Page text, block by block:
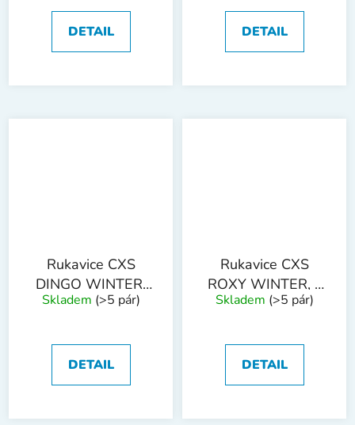
vel. 10
DETAIL DETAIL
Rukavice CXS
DINGO WINTER,
zimní,
11
Skladem (>5 pár)
DETAIL
Rukavice CXS
ROXY WINTER, s
blistrem, zimní, vel.
Skladem (>5 pár)
DETAIL